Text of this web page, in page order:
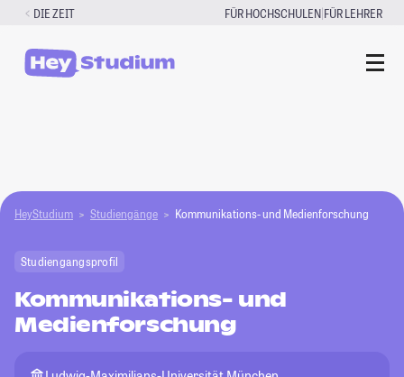
Zum
springen
DIE ZEIT FÜR HOCHSCHULEN|FÜR LEHRER
HeyStudium Studiengänge Kommunikations- und Medienforschung
Studiengangsprofil
Kommunikations- und
Medienforschung